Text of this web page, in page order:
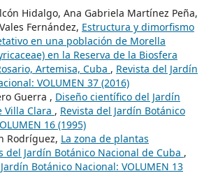
Hidalgo, Ana Gabriela Martínez Peña,
Fernández, Estructura y dimorfismo
en una población de Morella
en la Reserva de la Biosfera
Artemisa, Cuba , Revista del Jardín
VOLUMEN 37 (2016)
Guerra , Diseño científico del Jardín
Villa Clara , Revista del Jardín Botánico
16 (1995)
Rodríguez, La zona de plantas
del Jardín Botánico Nacional de Cuba ,
Botánico Nacional: VOLUMEN 13